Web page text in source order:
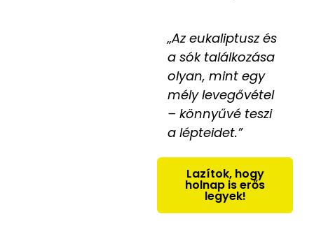
„Az eukaliptusz és
a sók találkozása
olyan, mint egy
mély levegővétel
– könnyűvé teszi
a lépteidet.”
Lazítok, hogy
holnap is erős
legyek!